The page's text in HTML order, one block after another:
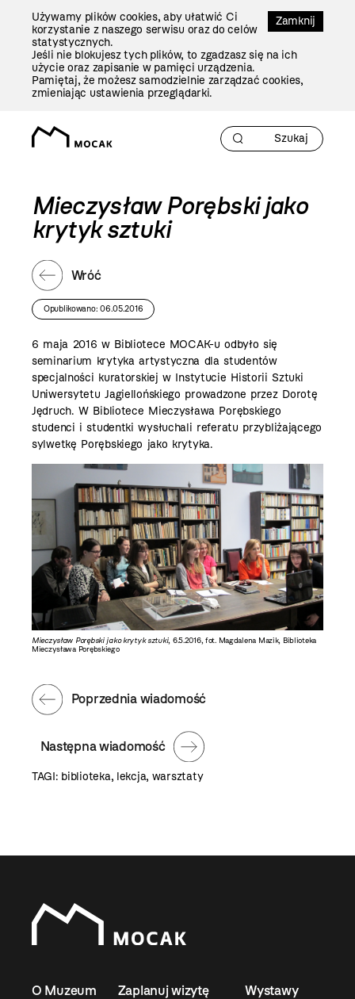
Zamknij
Używamy plików cookies, aby ułatwić Ci
korzystanie z naszego serwisu oraz do celów
statystycznych.
Jeśli nie blokujesz tych plików, to zgadzasz się na ich
użycie oraz zapisanie w pamięci urządzenia.
Pamiętaj, że możesz samodzielnie zarządzać cookies,
zmieniając ustawienia przeglądarki.
Mieczysław Porębski jako
krytyk sztuki
Wróć
Opublikowano: 06.05.2016
6 maja 2016 w Bibliotece MOCAK-u odbyło się
seminarium krytyka artystyczna dla studentów
specjalności kuratorskiej w Instytucie Historii Sztuki
Uniwersytetu Jagiellońskiego prowadzone przez Dorotę
Jędruch. W Bibliotece Mieczysława Porębskiego
studenci i studentki wysłuchali referatu przybliżającego
sylwetkę Porębskiego jako krytyka.
Mieczysław Porębski jako krytyk sztuki, 6.5.2016, fot. Magdalena Mazik, Biblioteka
Mieczysława Porębskiego
Następna wiadomość
Poprzednia wiadomość
TAGI: biblioteka, lekcja, warsztaty
O Muzeum Zaplanuj wizytę Wystawy